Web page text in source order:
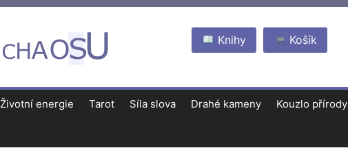
Košík
Knihy
Životní energie Tarot Síla slova Drahé kameny Kouzlo přírody